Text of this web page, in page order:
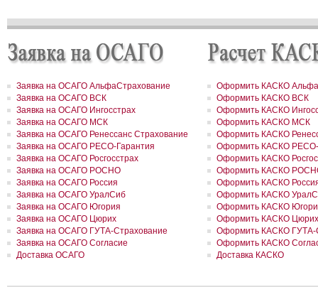
РОСГОССТРАХ в Ленинградской области принял более 200
возмещение ущерба, причиненного июльским ураганом
РОСГОССТРАХ в Свердловской области застраховал дом на
41 млн рублей
РОСГОССТРАХ застрахует по ОСАГО автотранспорт МВД
РОСГОССТРАХ в Москве и Московской области застраховал 2
сумму 26,2 млн рублей
РОСГОССТРАХ урегулировал более трех четвертей убытков,
причиненных природными пожарами
РОСГОССТРАХ урегулировал более трех четвертей убытков,
причиненных природными пожарами
РОСГОССТРАХ выплатил более 3 млн рублей за поврежденное
оборудование
РОСГОССТРАХ в Чувашии застраховал ТРЦ «Каскад» на сумму
рублей
РОСГОССТРАХ в Чувашии принимает заявления от
ущербу, причиненному ураганным ветром
РОСГОССТРАХ подписал партнерский договор с компанией
РОСГОССТРАХ в Красноярском крае застраховал земельный
сумму 34 млн рублей
РОСГОССТРАХ во Владимирской области застраховал дом на
млн рублей
Заявка на ОСАГО АльфаСтрахование
Заявка на ОСАГО ВСК
Заявка на ОСАГО Ингосстрах
Заявка на ОСАГО МСК
Заявка на ОСАГО Ренессанс Страхование
Заявка на ОСАГО РЕСО-Гарантия
Заявка на ОСАГО Росгосстрах
Заявка на ОСАГО РОСНО
Заявка на ОСАГО Россия
Заявка на ОСАГО УралСиб
Заявка на ОСАГО Югория
Заявка на ОСАГО Цюрих
Заявка на ОСАГО ГУТА-Страхование
Заявка на ОСАГО Согласие
Доставка ОСАГО
Оформить КАСКО
Оформить КАСКО ВСК
Оформить КАСКО
Оформить КАСКО МСК
Оформить КАСКО
Оформить КАСКО РЕСО-
Оформить КАСКО
Оформить КАСКО
Оформить КАСКО
Оформить КАСКО
Оформить КАСКО
Оформить КАСКО Цюрих
Оформить КАСКО ГУТА-
Оформить КАСКО
Доставка КАСКО